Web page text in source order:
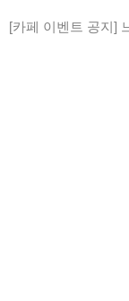
[카페 이벤트 공지]